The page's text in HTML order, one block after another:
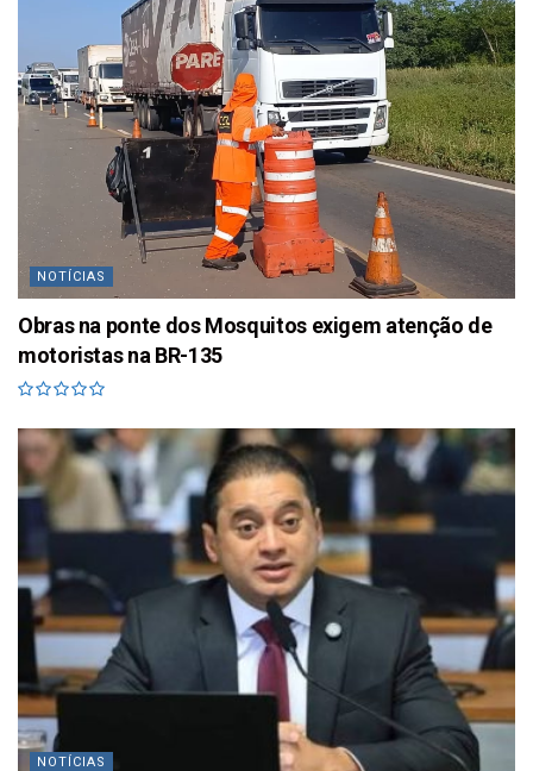
NOTÍCIAS
Obras na ponte dos Mosquitos exigem atenção de
motoristas na BR-135
NOTÍCIAS